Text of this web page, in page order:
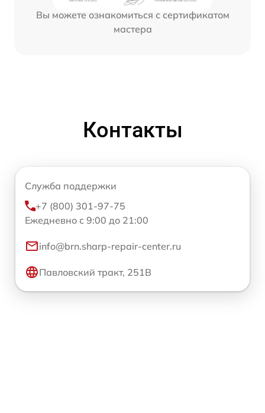
Вы можете ознакомиться с сертификатом
мастера
Контакты
Служба поддержки
+7 (800) 301-97-75
Ежедневно с 9:00 до 21:00
info@brn.sharp-repair-center.ru
Павловский тракт, 251В